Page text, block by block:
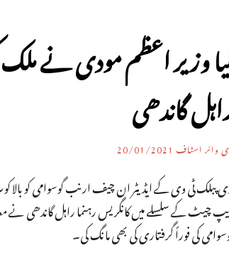
وزیر اعظم مودی نے
گاندھی
وائر اسٹاف 20/01/2021
پبلک ٹی وی کے ایڈیٹر ان چیف ارنب گوسوامی کو
چیٹ کے سلسلے میں کانگریس رہنما راہل گاندھی نے
کی فوراً گرفتاری کی بھی مانگ کی۔